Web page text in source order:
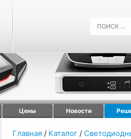
Цены Новости
Главная / Каталог /